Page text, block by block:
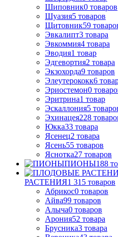
Шиповник0 товаров
Шуазия5 товаров
Щитовник59
Эвкалипт3 товара
Эвкоммия4 товара
Эводия1 товар
Эдгевортия2 товара
Экзохорда9 товаров
Элеутерококк6
Эриостемон0
Эритрина1 товар
Эскаллония5
Эхинацея228
Юкка33 товара
Ясенец2 товара
Ясень55 товаров
Яснотка27 товаров
ПИОНЫ188
РАСТЕНИЯ1 315 товаров
Абрикос0 товаров
Айва99 товаров
Алыча0 товаров
Арония52 товара
Брусника3 товара